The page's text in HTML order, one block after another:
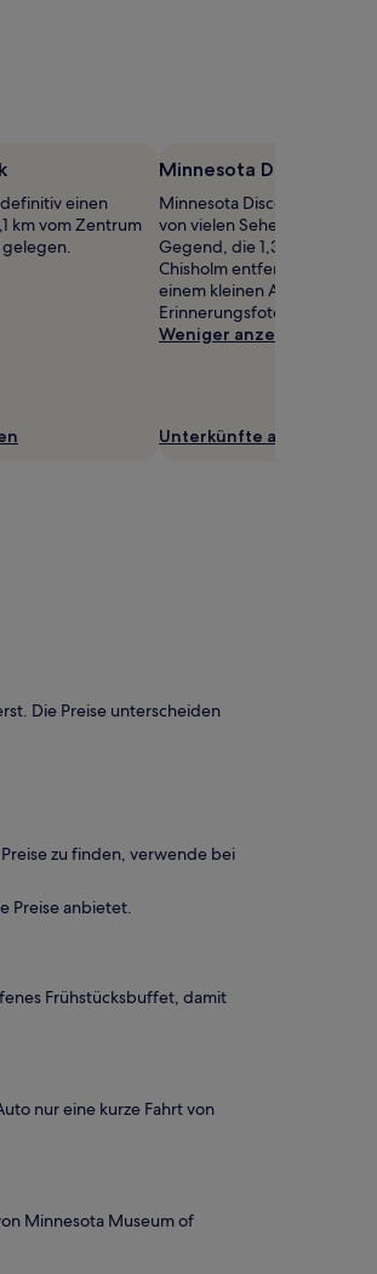
definitiv einen
km vom Zentrum
Minnesota Discovery
Minnesota Discovery Center
von vielen
Gegend, die 1,3 km vom
Chisholm entfernt ist – wie
einem kleinen Abstecher,
Erinnerungsfotos zu
Weniger anzeigen
Unterkünfte anzeigen
Die Preise unterscheiden
zu finden, verwende bei
Preise anbietet.
Frühstücksbuffet, damit
nur eine kurze Fahrt von
Minnesota Museum of